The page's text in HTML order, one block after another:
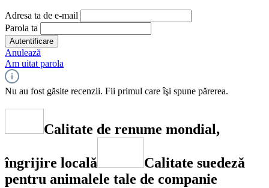
Adresa ta de e-mail
Parola ta
Autentificare
Anulează
Am uitat parola
Nu au fost găsite recenzii. Fii primul care îşi spune părerea.
Calitate de renume mondial,
îngrijire locală
Calitate suedeză
pentru animalele tale de companie